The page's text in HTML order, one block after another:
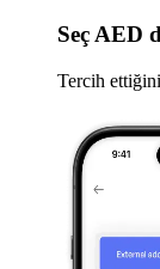
Seç AED
Tercih